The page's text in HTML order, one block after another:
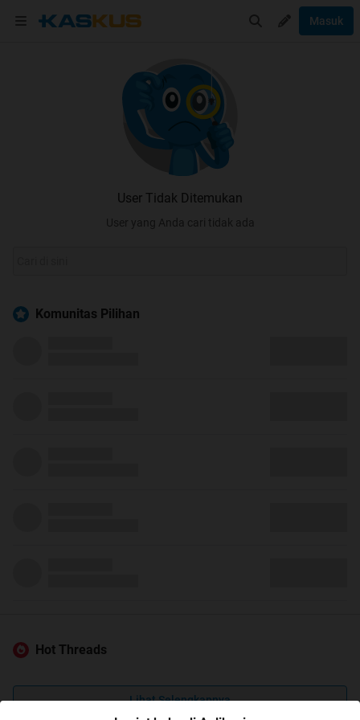
Masuk
User Tidak Ditemukan
User yang Anda cari tidak ada
Komunitas Pilihan
Hot Threads
Lihat Selengkapnya